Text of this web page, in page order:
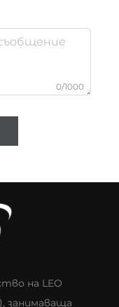
0/1000
на LEO
занимаваща